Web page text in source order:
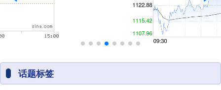
话题标签